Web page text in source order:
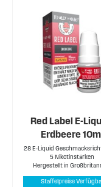
Red Label E-
Erdbeere
28 E-Liquid
5 Nikotinstärken
Hergestellt in
Staffelpreise